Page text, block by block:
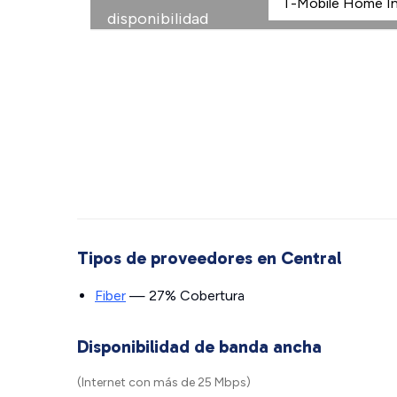
disponibilidad
Tipos de proveedores en Central
Fiber — 27% Cobertura
Disponibilidad de banda ancha
(Internet con más de 25 Mbps)